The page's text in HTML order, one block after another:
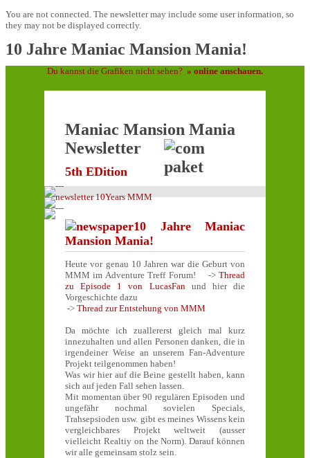
You are not connected. The newsletter may include some user information, so
they may not be displayed correctly.
10 Jahre Maniac Mansion Mania!
Du kannst die Grafiken nicht sehen? » online anschauen.
Maniac Mansion Mania
Newsletter
5th EDition
10 Jahre Maniac
Mansion Mania!
Heute vor genau 10 Jahren war die Geburt von
MMM im Adventure Treff Forum! -> Thread
zu Episode 1 von LucasFanund hier die
Vorgeschichte dazu
-> Thread zur Entstehung von MMM
Da möchte ich zuallererst gleich mal kurz
innezuhalten und allen Personen danken, die in
irgendeiner Weise an unserem Fan-Adventure
Projekt teilgenommen haben!
Was wir hier auf die Beine gestellt haben, kann
sich auf jeden Fall sehen lassen.
Mit momentan über 90 regulären Episoden und
ungefähr nochmal sovielen Specials,
Trahsepsioden usw. gibt es meines Wissens kein
vergleichbares Projekt weltweit (ausser
vielleicht Realtiy on the Norm). Darauf können
wir alle gemeinsam stolz sein.